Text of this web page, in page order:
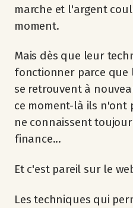
marche et l'argent
moment.
Mais dès que leur
fonctionner parce que
se retrouvent à
ce moment-là ils n'ont
ne connaissent
finance...
Et c'est pareil sur le
Les techniques qui